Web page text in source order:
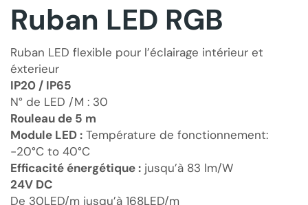
Ruban LED RGB
Ruban LED flexible pour l’éclairage intérieur et
éxterieur
IP20 / IP65
N° de LED /M : 30
Rouleau de 5 m
Module LED : Température de fonctionnement:
-20°C to 40°C
Efficacité énergétique : jusqu’à 83 lm/W
24V DC
De 30LED/m jusqu’à 168LED/m